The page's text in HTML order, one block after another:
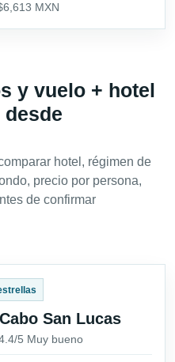
MXN
y vuelo + hotel
desde
hotel, régimen de
precio por persona,
de confirmar
San Lucas
5 Muy bueno